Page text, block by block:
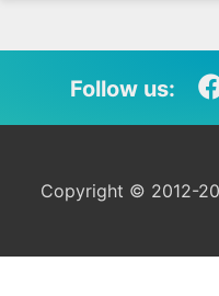
Follow us:
Copyright © 2012-